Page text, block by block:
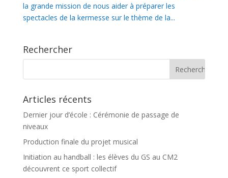
la grande mission de nous aider à préparer les
spectacles de la kermesse sur le thème de la...
Rechercher
Articles récents
Dernier jour d’école : Cérémonie de passage de
niveaux
Production finale du projet musical
Initiation au handball : les élèves du GS au CM2
découvrent ce sport collectif